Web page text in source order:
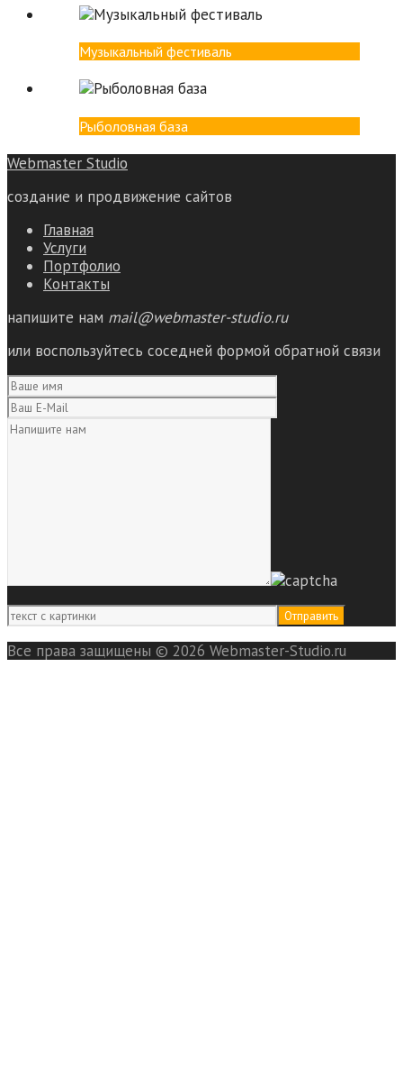
Музыкальный фестиваль
Рыболовная база
Webmaster Studio
создание и продвижение сайтов
Главная
Услуги
Портфолио
Контакты
напишите нам mail@webmaster-studio.ru
или воспользуйтесь соседней формой обратной связи
Все права защищены © 2026 Webmaster-Studio.ru